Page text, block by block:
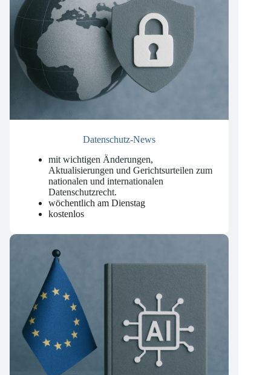
Datenschutz-News
mit wichtigen Änderungen,
Aktualisierungen und Gerichtsurteilen zum
nationalen und internationalen
Datenschutzrecht.
wöchentlich am Dienstag